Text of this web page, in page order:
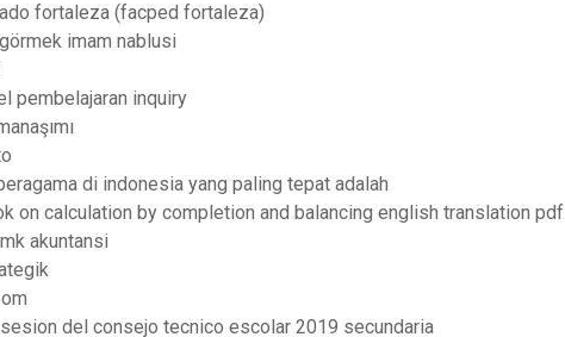
fortaleza (facped fortaleza)
imam nablusi
pembelajaran inquiry
di indonesia yang paling tepat adalah
on calculation by completion and balancing english translation pdf
akuntansi
del consejo tecnico escolar 2019 secundaria